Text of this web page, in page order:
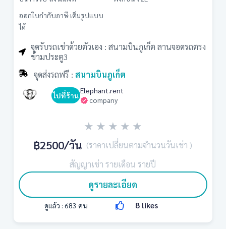
ออกใบกำกับภาษี เต็มรูปแบบ
ได้
จุดรับรถเช่าด้วยตัวเอง : สนามบินภูเก็ต ลานจอดรถตรง
ข้ามประตู3
จุดส่งรถฟรี : สนามบินภูเก็ต
ไปที่ร้าน
company
Elephant.rent
฿2500/วัน (ราคาเปลี่ยนตามจำนวนวันเช่า )
สัญญาเช่า รายเดือน รายปี
★ ★ ★ ★ ★
ดูรายละเอียด
ดูแล้ว : 683 คน 8 likes